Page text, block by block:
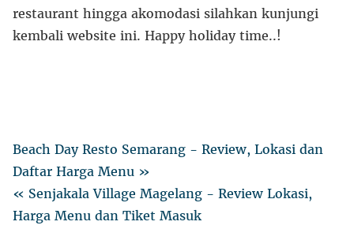
restaurant hingga akomodasi silahkan kunjungi
kembali website ini. Happy holiday time..!
Beach Day Resto Semarang - Review, Lokasi dan
Daftar Harga Menu »
« Senjakala Village Magelang - Review Lokasi,
Harga Menu dan Tiket Masuk